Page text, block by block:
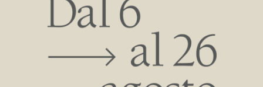
amplificano la personalità.